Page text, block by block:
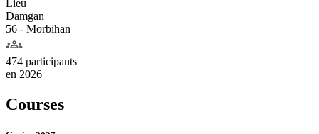
Lieu
Damgan
56 - Morbihan
474 participants
en 2026
Courses